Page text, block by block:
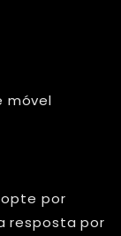
móvel
por
resposta por